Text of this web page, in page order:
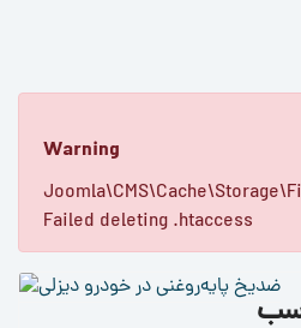
Warning
Failed deleting .htaccess